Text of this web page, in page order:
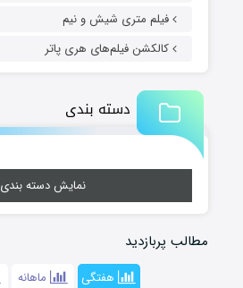
فیلم متری شیش و نیم
کالکشن فیلم‌های هری پاتر
دسته بندی
نمایش دسته بندی
مطالب پربازدید
هفتگی ماهانه